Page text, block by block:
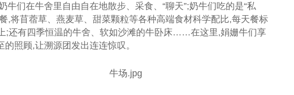
牛们在牛舍里自由自在地散步、采食、“聊天”;奶牛们吃的是“私
,将苜蓿草、燕麦草、甜菜颗粒等各种高端食材科学配比,每天餐标
;还有四季恒温的牛舍、软如沙滩的牛卧床……在这里,娟姗牛们享
的照顾,让溯源团发出连连惊叹。